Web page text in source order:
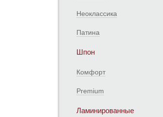
Неоклассика
Патина
Шпон
Комфорт
Premium
Ламинированные